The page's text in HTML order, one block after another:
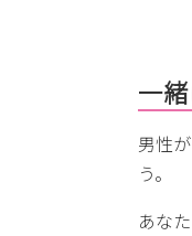
一
男性
う。
あな